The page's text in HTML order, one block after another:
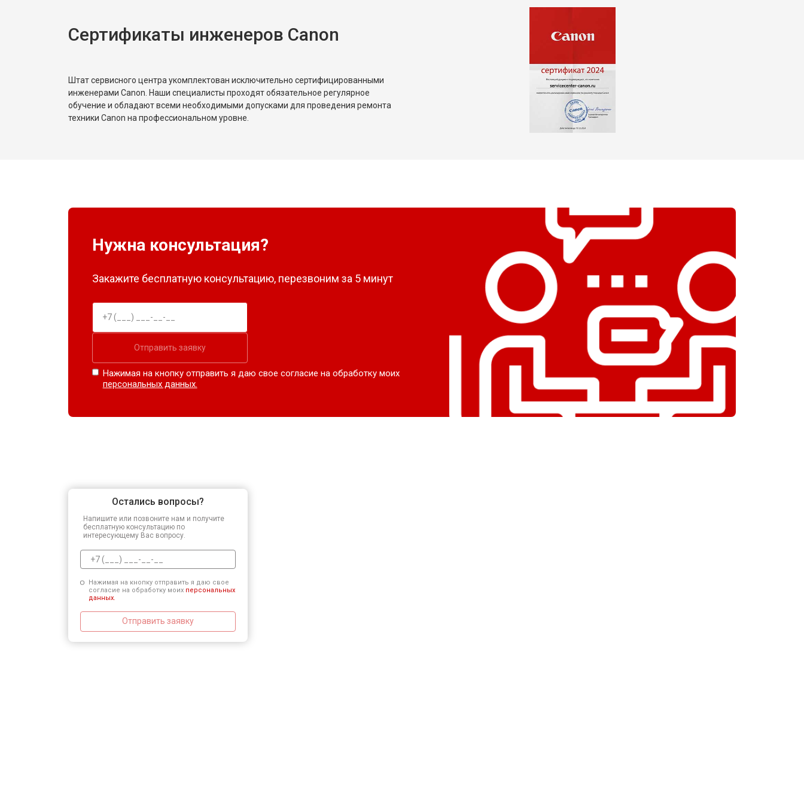
Сертификаты инженеров Canon
Штат сервисного центра укомплектован исключительно сертифицированными
инженерами Canon. Наши специалисты проходят обязательное регулярное
обучение и обладают всеми необходимыми допусками для проведения ремонта
техники Canon на профессиональном уровне.
Нужна консультация?
Закажите бесплатную консультацию, перезвоним за 5 минут
Отправить заявку
Нажимая на кнопку отправить я даю свое согласие на обработку моих
персональных данных.
Остались вопросы?
Напишите или позвоните нам и получите
бесплатную консультацию по
интересующему Вас вопросу.
Нажимая на кнопку отправить я даю свое
согласие на обработку моих персональных
данных.
Отправить заявку